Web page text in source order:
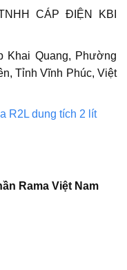
CÁP ĐIỆN KBI
Khai Quang, Phường
Tỉnh Vĩnh Phúc, Việt
R2L dung tích 2 lít
Rama Việt Nam